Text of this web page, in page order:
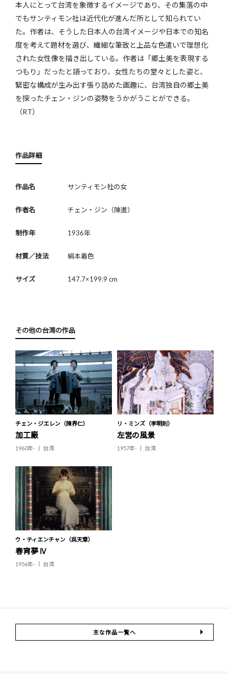
本人にとって台湾を象徴するイメージであり、その集落の中
でもサンティモン社は近代化が進んだ所として知られてい
た。作者は、そうした日本人の台湾イメージや日本での知名
度を考えて題材を選び、繊細な筆致と上品な色遣いで理想化
された女性像を描き出している。作者は「郷土美を表現する
つもり」だったと語っており、女性たちの堂々とした姿と、
緊密な構成が生み出す張り詰めた画趣に、台湾独自の郷土美
を探ったチェン・ジンの姿勢をうかがうことができる。
（RT）
作品詳細
作品名 サンティモン社の女
作者名 チェン・ジン（陳進）
制作年 1936年
材質／技法 絹本着色
サイズ 147.7×199.9 cm
その他の台湾の作品
チェン・ジエレン（陳界仁）
加工廠
1960年- 台湾
リ・ミンズ（李明則）
左営の風景
1957年- 台湾
ウ・ティエンチャン（呉天章）
春宵夢 Ⅳ
1956年- 台湾
主な作品一覧へ